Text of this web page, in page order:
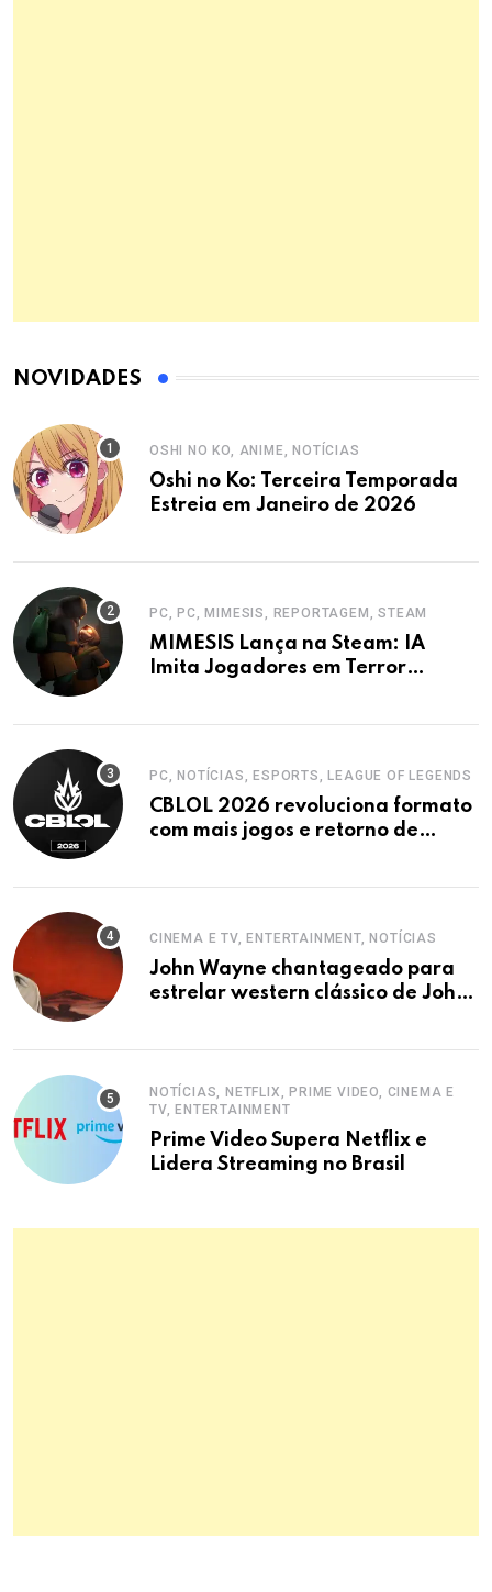
NOVIDADES
OSHI NO KO, ANIME, NOTÍCIAS
Oshi no Ko: Terceira Temporada
Estreia em Janeiro de 2026
PC, PC, MIMESIS, REPORTAGEM, STEAM
MIMESIS Lança na Steam: IA
Imita Jogadores em Terror
PC, NOTÍCIAS, ESPORTS, LEAGUE OF LEGENDS
CBLOL 2026 revoluciona formato
com mais jogos e retorno de
CINEMA E TV, ENTERTAINMENT, NOTÍCIAS
John Wayne chantageado para
estrelar western clássico de John
NOTÍCIAS, NETFLIX, PRIME VIDEO, CINEMA E
TV, ENTERTAINMENT
Prime Video Supera Netflix e
Lidera Streaming no Brasil